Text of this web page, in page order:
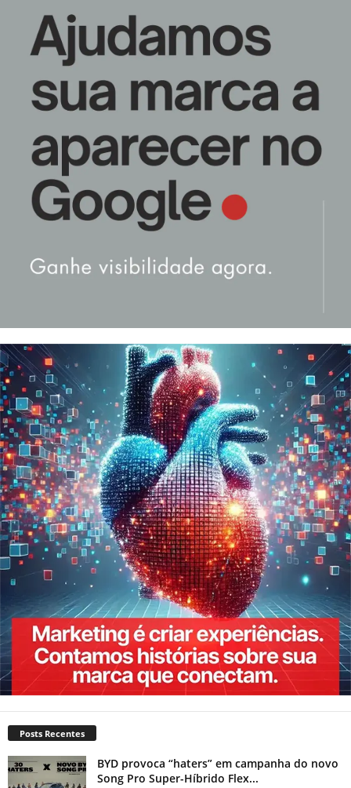
Posts Recentes
BYD provoca “haters” em campanha do novo
Song Pro Super-Híbrido Flex...